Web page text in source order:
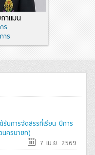
าแมน
ร
าร
รับการจัดสรรที่เรียน ปีการ
ครนายก)
7 เม.ย. 2569